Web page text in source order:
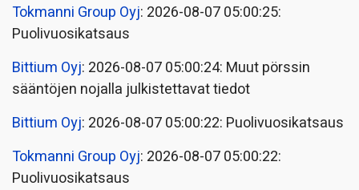
Tokmanni Group Oyj: 2026-08-07 05:00:25:
Puolivuosikatsaus
Bittium Oyj: 2026-08-07 05:00:24: Muut pörssin
sääntöjen nojalla julkistettavat tiedot
Bittium Oyj: 2026-08-07 05:00:22: Puolivuosikatsaus
Tokmanni Group Oyj: 2026-08-07 05:00:22:
Puolivuosikatsaus